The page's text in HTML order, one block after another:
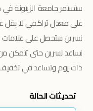
ستستمر جامعة الزيتونة
نسرين ستحصل على علامات
نساعد نسرين حتى تتمكن
ذات يوم وتساعد في تخفيف
تحديثات الحالة